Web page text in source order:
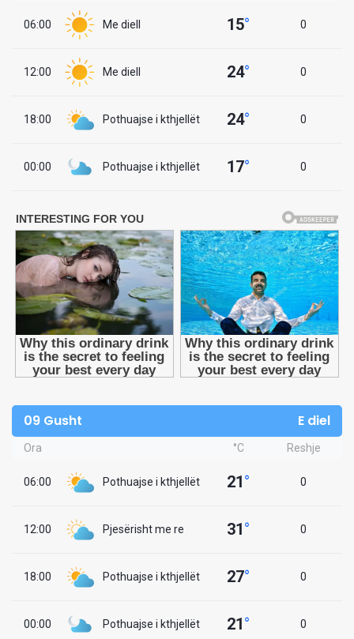
06:00 Me diell 15° 0
12:00 Me diell 24° 0
18:00 Pothuajse i kthjellët 24° 0
00:00 Pothuajse i kthjellët 17° 0
09 Gusht E diel
Ora °C Reshje
06:00 Pothuajse i kthjellët 21° 0
12:00 Pjesërisht me re 31° 0
18:00 Pothuajse i kthjellët 27° 0
00:00 Pothuajse i kthjellët 21° 0